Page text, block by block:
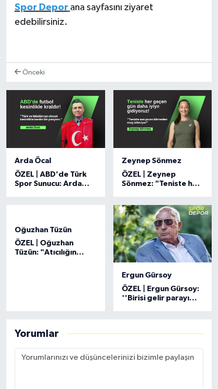
Spor Depor ana sayfasını ziyaret
edebilirsiniz.
Önceki
Arda Öcal
ÖZEL | ABD'de Türk
Spor Sunucu: Arda
Zeynep Sönmez
ÖZEL | Zeynep
Sönmez: "Teniste her
Oğuzhan Tüzün
ÖZEL | Oğuzhan
Tüzün: "Atıcılığın
Ergun Gürsoy
ÖZEL | Ergun Gürsoy:
''Birisi gelir parayı
Yorumlar